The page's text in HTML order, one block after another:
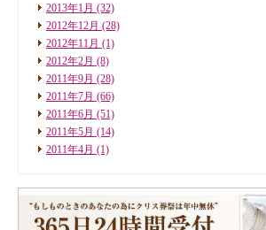
2013年1月 (32)
2012年12月 (28)
2012年11月 (1)
2012年2月 (8)
2011年9月 (28)
2011年7月 (66)
2011年6月 (51)
2011年5月 (14)
2011年4月 (1)